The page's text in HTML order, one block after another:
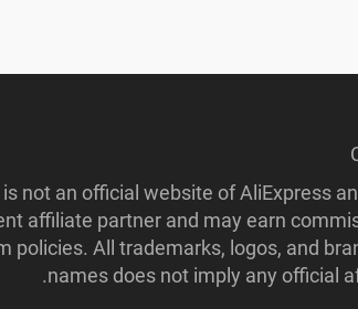
not an official website of AliExpress
affiliate partner and may earn
policies. All trademarks, logos, and
names does not imply any official